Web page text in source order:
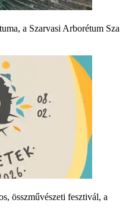
a Szarvasi Arborétum Sza
összművészeti fesztivál, a